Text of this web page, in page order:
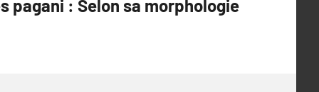
pagani : Selon sa morphologie